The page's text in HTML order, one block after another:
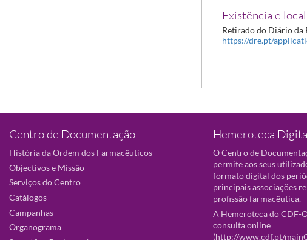
Existência e
Retirado do Diário da
https://dre.pt/
Centro de Documentação
História da Ordem dos Farmacêuticos
Objectivos e Missão
Serviços do Centro
Catálogos
Campanhas
Organograma
Hemeroteca
O Centro de
permite aos seus
formato digital dos
principais associações
profissão farmacêutica.
A Hemeroteca do CDF-
consulta online
(http://www.cdf.pt/